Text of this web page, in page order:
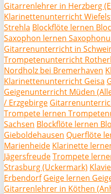
Gitarrenlehrer in Herzberg
Klarinettenunterricht
Strehla Blockflöte lernen
Saxophon lernen
Gitarrenunterricht in
Trompetenunterricht
Nordholz bei Bremerhaven
Klarinettenunterricht Geisa
Geigenunterricht Müden
/ Erzgebirge
Trompete lernen
Sachsen Blockflöte lernen
Gieboldehausen Querflöte
Marienheide Klarinette
JägersfreudeTrompete
Strasburg (Uckermark)
Erbendorf Geige lernen
Gitarrenlehrer in Köthen